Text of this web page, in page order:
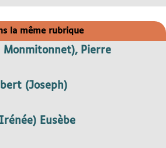
la même rubrique
Pierre
(Joseph)
Eusèbe